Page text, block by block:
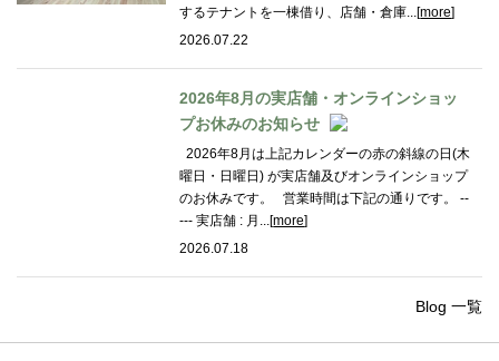
するテナントを一棟借り、店舗・倉庫...[more]
2026.07.22
2026年8月の実店舗・オンラインショッ
プお休みのお知らせ
2026年8月は上記カレンダーの赤の斜線の日(木
曜日・日曜日) が実店舗及びオンラインショップ
のお休みです。 営業時間は下記の通りです。 --
--- 実店舗 : 月...[more]
2026.07.18
Blog 一覧